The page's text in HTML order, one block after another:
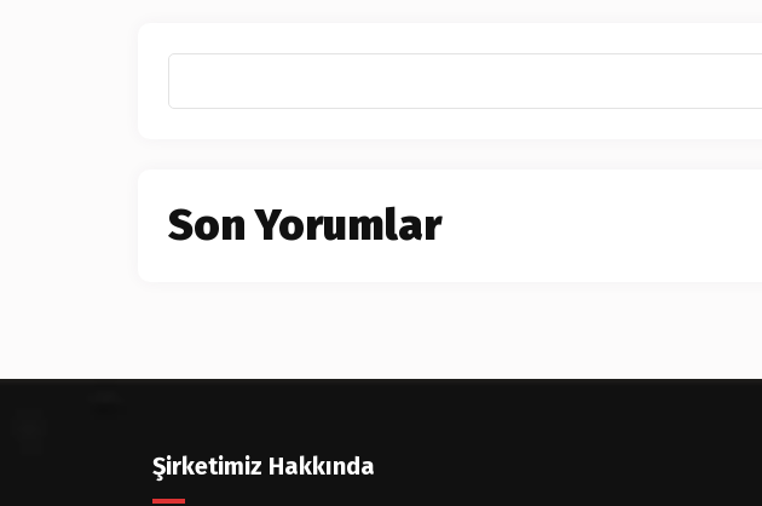
Son Yorumlar
Şirketimiz Hakkında